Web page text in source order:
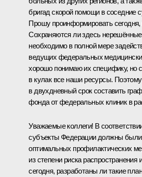
бригад скорой помощи в соседние
Прошу проинформировать сегодня,
Сохраняются ли здесь
необходимо в полной мере
ведущих федеральных
хорошо понимаю их специфику, но
в кулак все наши ресурсы.
в двухдневный срок составить
фонда от федеральных клиник в
Уважаемые коллеги! В
субъекты Федерации должны были
оптимальных профилактических
из степени риска
сегодня, разработаны ли такие